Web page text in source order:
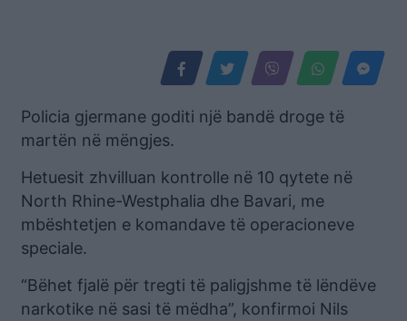
Policia gjermane goditi një bandë droge të
martën në mëngjes.
Hetuesit zhvilluan kontrolle në 10 qytete në
North Rhine-Westphalia dhe Bavari, me
mbështetjen e komandave të operacioneve
speciale.
“Bëhet fjalë për tregti të paligjshme të lëndëve
narkotike në sasi të mëdha”, konfirmoi Nils